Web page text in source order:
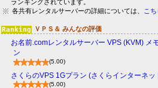
ランキングされています。
各共有レンタルサーバーの詳細については、
こち
ＶＰＳ＆ みんなの評価
お名前.comレンタルサーバー VPS (KVM) メ
ン
(5.00)
さくらのVPS 1Gプラン (さくらインターネッ
(5.00)